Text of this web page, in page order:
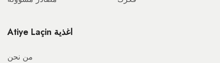
Atiye Laçin اغذية
من نحن